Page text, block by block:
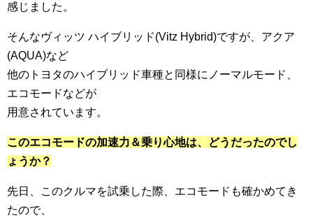
感じました。
そんなヴィッツ ハイブリッド(Vitz Hybrid)ですが、アクア
(AQUA)など
他のトヨタのハイブリッド車種と同様にノーマルモード、
エコモードなどが
用意されています。
このエコモードの加速力＆乗り心地は、どうだったのでし
ょうか？
先日、このクルマを試乗した際、エコモードも確かめてき
たので、